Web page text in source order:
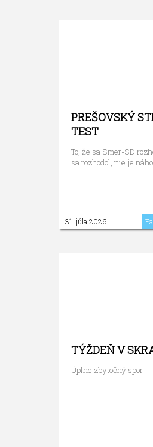
PREŠOVSKÝ
TEST
To, že sa Smer-SD
sa rozhodol, nie je
31. júla 2026
TÝŽDEŇ V
Úplne zbytočný spor.